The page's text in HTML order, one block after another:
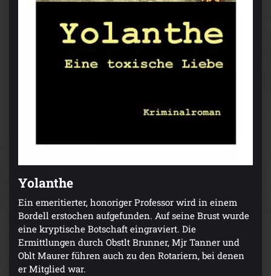
Yolanthe
Ein emeritierter, honoriger Professor wird in einem
Bordell erstochen aufgefunden. Auf seine Brust wurde
eine kryptische Botschaft eingraviert. Die
Ermittlungen durch Obstlt Brunner, Mjr Tanner und
Oblt Maurer führen auch zu den Rotariern, bei denen
er Mitglied war.